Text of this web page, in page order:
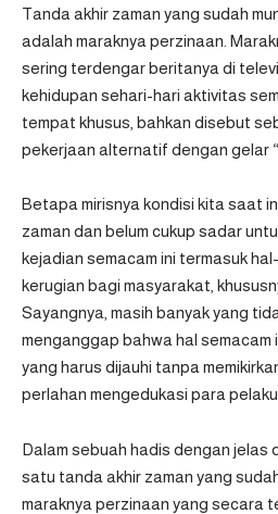
Tanda akhir zaman yang sudah
adalah maraknya perzinaan.
sering terdengar beritanya di
kehidupan sehari-hari aktivitas
tempat khusus, bahkan disebut
pekerjaan alternatif dengan gelar
Betapa mirisnya kondisi kita saat
zaman dan belum cukup sadar
kejadian semacam ini termasuk
kerugian bagi masyarakat,
Sayangnya, masih banyak yang
menganggap bahwa hal semacam
yang harus dijauhi tanpa
perlahan mengedukasi para
Dalam sebuah hadis dengan jelas
satu tanda akhir zaman yang
maraknya perzinaan yang secara